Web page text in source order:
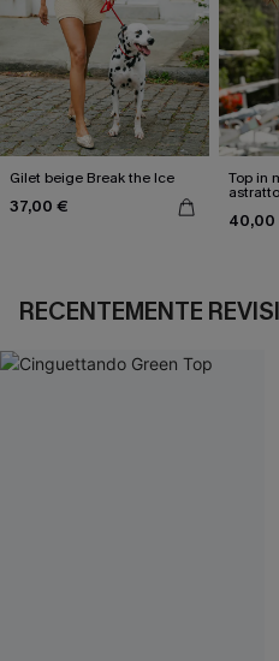
Gilet beige Break the Ice
37,00 €
Top in
40,00
RECENTEMENTE